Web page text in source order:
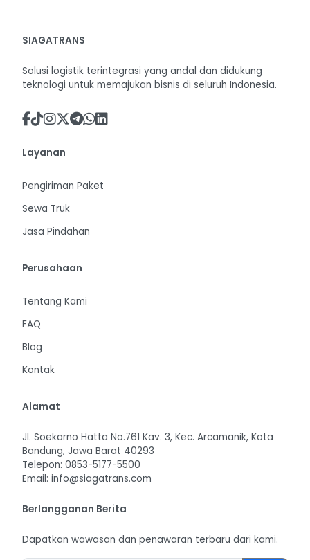
SIAGATRANS
Solusi logistik terintegrasi yang andal dan didukung
teknologi untuk memajukan bisnis di seluruh Indonesia.
Layanan
Pengiriman Paket
Sewa Truk
Jasa Pindahan
Perusahaan
Tentang Kami
FAQ
Blog
Kontak
Alamat
Jl. Soekarno Hatta No.761 Kav. 3, Kec. Arcamanik, Kota
Bandung, Jawa Barat 40293
Telepon: 0853-5177-5500
Email: info@siagatrans.com
Berlangganan Berita
Dapatkan wawasan dan penawaran terbaru dari kami.